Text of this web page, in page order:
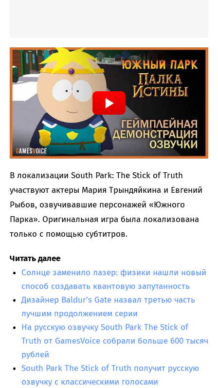
В локализации South Park: The Stick of Truth
участвуют актеры Мария Трындяйкина и Евгений
Рыбов, озвучивавшие персонажей «Южного
Парка». Оригинальная игра была локализована
только с помощью субтитров.
Читать далее
Солнце заменило лазер: физики нашли новый
способ создавать квантовую запутанность
Дизайнер Baldur’s Gate назвал третью часть
лучшим продолжением серии
На русскую озвучку South Park The Stick of
Truth от GamesVoice собрали больше 600 тысяч
рублей
South Park The Stick of Truth получит русскую
озвучку с классическими голосами